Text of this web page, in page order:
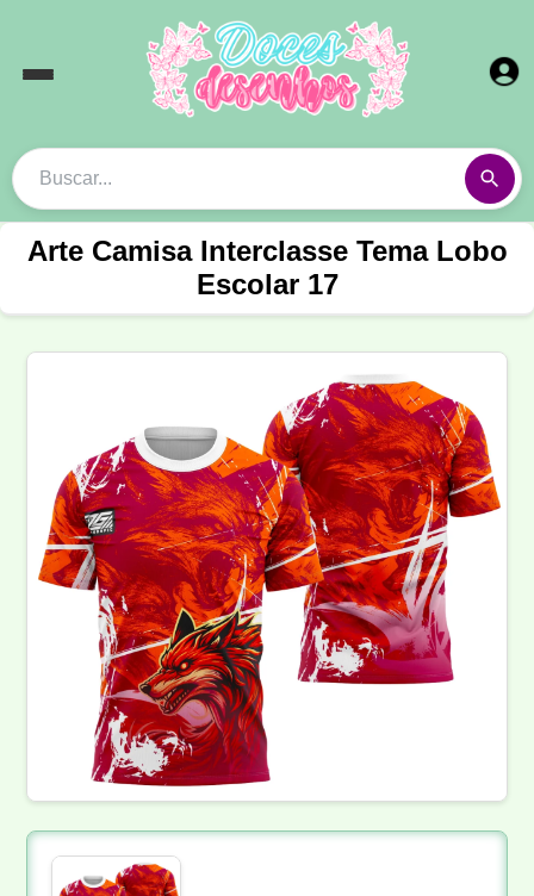
Arte Camisa Interclasse Tema Lobo
Escolar 17